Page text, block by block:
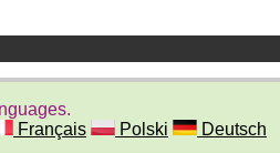
Français Polski Deutsch